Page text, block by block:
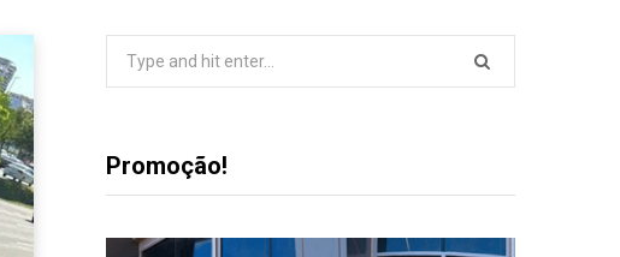
Promoção!